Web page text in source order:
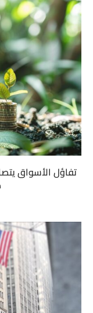
تفاؤل الأسواق